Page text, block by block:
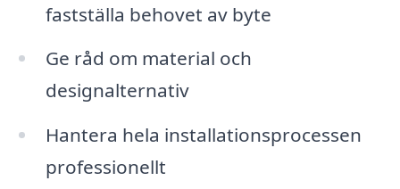
fastställa behovet av byte
Ge råd om material och
designalternativ
Hantera hela installationsprocessen
professionellt